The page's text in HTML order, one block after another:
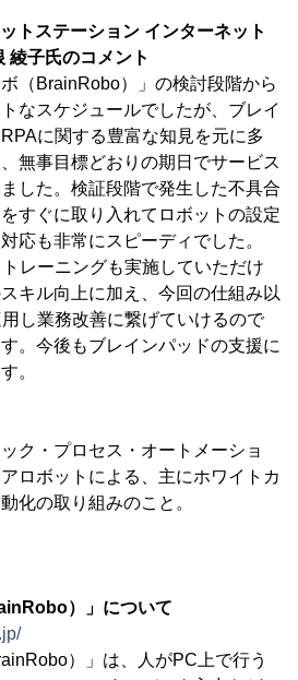
トステーション インターネット
綾子氏のコメント
（BrainRobo）」の検討段階から
なスケジュールでしたが、ブレイ
に関する豊富な知見を元に多
無事目標どおりの期日でサービス
した。検証段階で発生した不具合
すぐに取り入れてロボットの設定
応も非常にスピーディでした。
レーニングも実施していただけ
キル向上に加え、今回の仕組み以
し業務改善に繋げていけるので
。今後もブレインパッドの支援に
。
ク・プロセス・オートメーショ
ロボットによる、主にホワイトカ
化の取り組みのこと。
）」について
）」は、人がPC上で行う